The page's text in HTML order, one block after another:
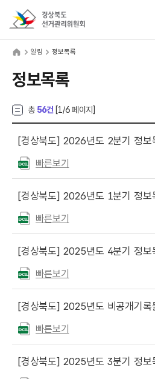
알림 정보목록
정보목록
총 56건 [1 /6 페이지]
[경상북도] 2026년도 2분기 정보
빠른보기
[경상북도] 2026년도 1분기 정보
빠른보기
[경상북도] 2025년도 4분기 정보
빠른보기
[경상북도] 2025년도 비공개기록
빠른보기
[경상북도] 2025년도 3분기 정보